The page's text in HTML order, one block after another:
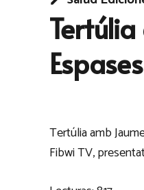
Espases
Tertúlia amb
Fibwi TV,